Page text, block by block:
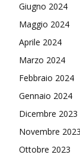
Giugno 2024
Maggio 2024
Aprile 2024
Marzo 2024
Febbraio 2024
Gennaio 2024
Dicembre 2023
Novembre 2023
Ottobre 2023